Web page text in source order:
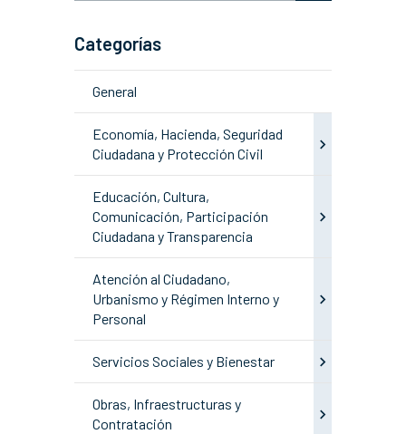
Categorías
General
Economía, Hacienda, Seguridad
Ciudadana y Protección Civil
Educación, Cultura,
Comunicación, Participación
Ciudadana y Transparencia
Atención al Ciudadano,
Urbanismo y Régimen Interno y
Personal
Servicios Sociales y Bienestar
Obras, Infraestructuras y
Contratación